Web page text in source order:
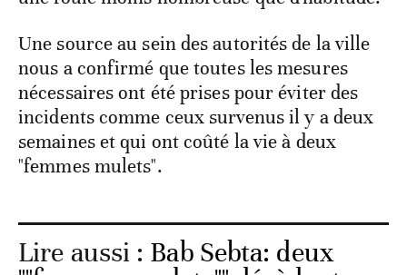
Une source au sein des autorités de la ville
nous a confirmé que toutes les mesures
nécessaires ont été prises pour éviter des
incidents comme ceux survenus il y a deux
semaines et qui ont coûté la vie à deux
"femmes mulets".
Lire aussi : Bab Sebta: deux